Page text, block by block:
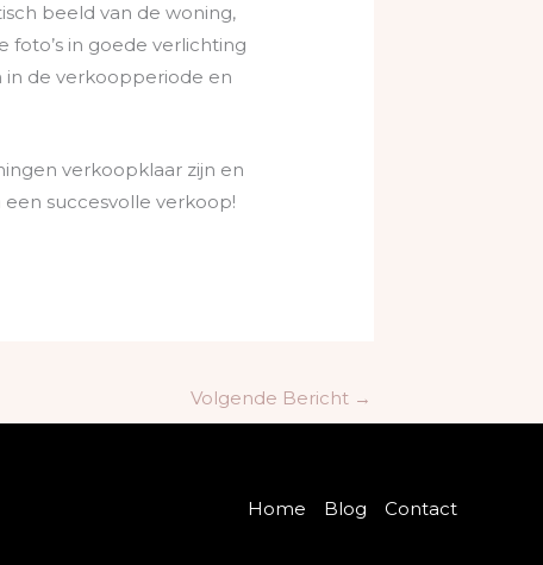
beeld van de woning,
in goede verlichting
de verkoopperiode en
verkoopklaar zijn en
succesvolle verkoop!
Volgende Bericht →
Home Blog Contact